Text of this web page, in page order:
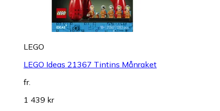
LEGO
LEGO Ideas 21367 Tintins Månraket
fr.
1 439 kr